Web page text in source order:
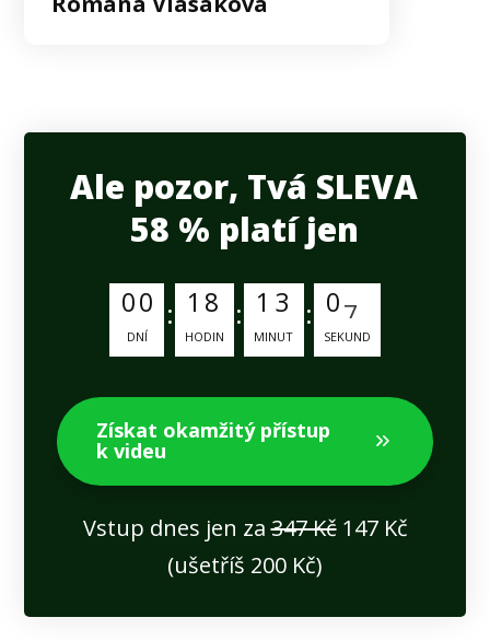
Ale pozor, Tvá SLEVA
58 % platí jen
00
DNÍ
1 8
HODIN
1 3
MINUT
06
SEKUND
Získat okamžitý přístup
k videu
Vstup dnes jen za347 Kč147 Kč
(ušetříš 200 Kč)